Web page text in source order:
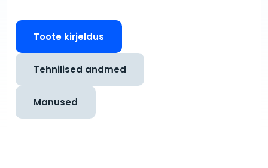
Toote kirjeldus
Tehnilised andmed
Manused